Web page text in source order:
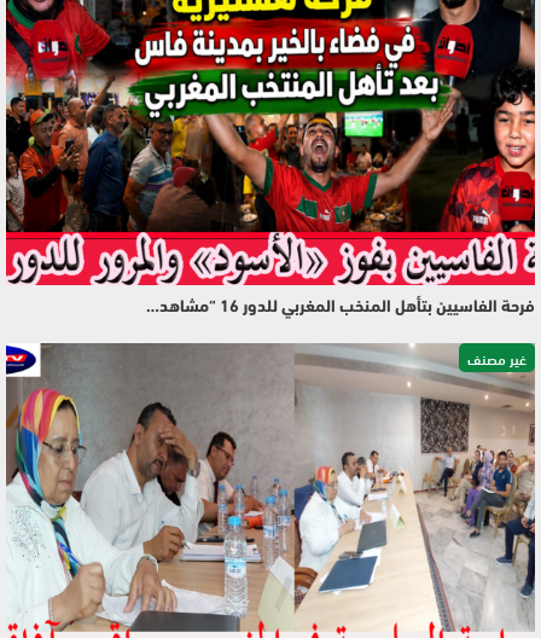
فرحة الفاسيين بتأهل المنخب المغربي للدور 16 “مشاهد…
غير مصنف